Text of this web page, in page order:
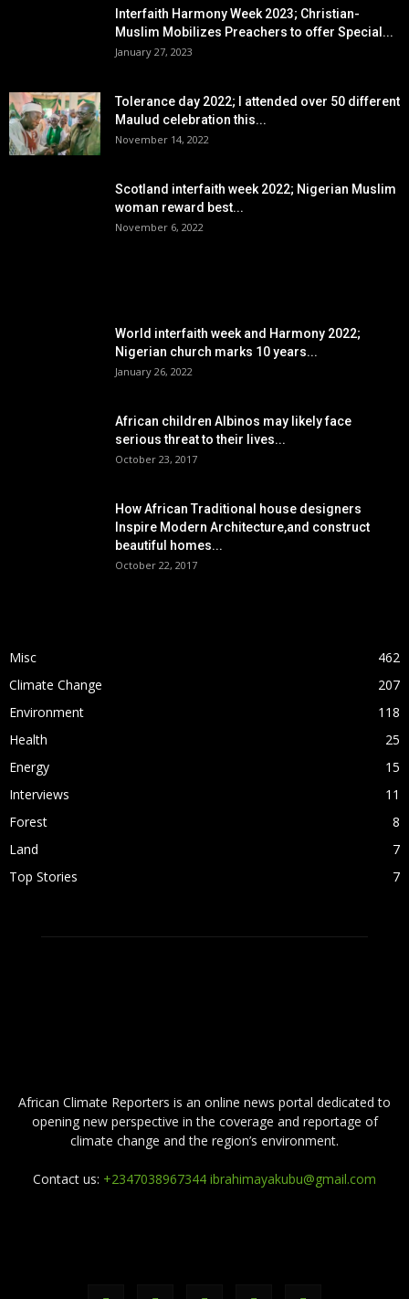
Interfaith Harmony Week 2023; Christian-
Muslim Mobilizes Preachers to offer Special...
January 27, 2023
Tolerance day 2022; I attended over 50 different
Maulud celebration this...
November 14, 2022
Scotland interfaith week 2022; Nigerian Muslim
woman reward best...
November 6, 2022
World interfaith week and Harmony 2022;
Nigerian church marks 10 years...
January 26, 2022
African children Albinos may likely face
serious threat to their lives...
October 23, 2017
How African Traditional house designers
Inspire Modern Architecture,and construct
beautiful homes...
October 22, 2017
Misc
462
Climate Change
207
Environment
118
Health
25
Energy
15
Interviews
11
Forest
8
Land
7
Top Stories
7
African Climate Reporters is an online news portal dedicated to
opening new perspective in the coverage and reportage of
climate change and the region’s environment.
Contact us: +2347038967344 ibrahimayakubu@gmail.com